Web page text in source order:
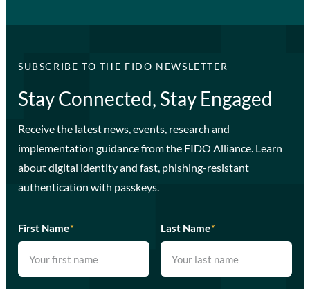
SUBSCRIBE TO THE FIDO NEWSLETTER
Stay Connected, Stay Engaged
Receive the latest news, events, research and
implementation guidance from the FIDO Alliance. Learn
about digital identity and fast, phishing-resistant
authentication with passkeys.
First Name* Last Name*